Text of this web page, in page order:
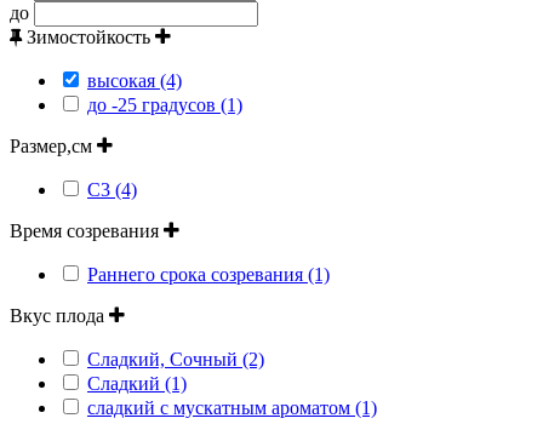
до
Зимостойкость
высокая (4)
до -25 градусов (1)
Размер,см
С3 (4)
Время созревания
Раннего срока созревания (1)
Вкус плода
Сладкий, Сочный (2)
Сладкий (1)
сладкий с мускатным ароматом (1)